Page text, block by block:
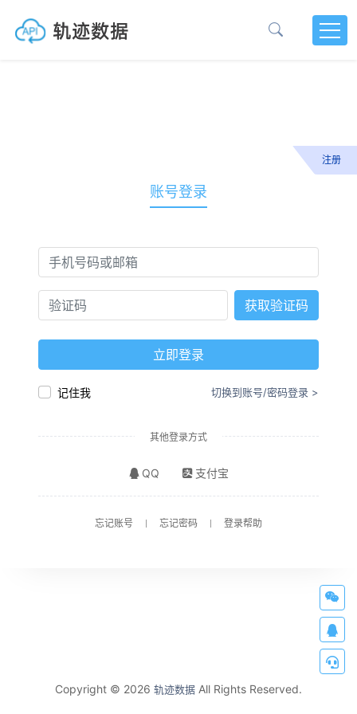
注册
账号登录
获取验证码
立即登录
记住我 切换到账号/密码登录 >
其他登录方式
QQ 支付宝
忘记账号 忘记密码 登录帮助
Copyright © 2026 轨迹数据 All Rights Reserved.